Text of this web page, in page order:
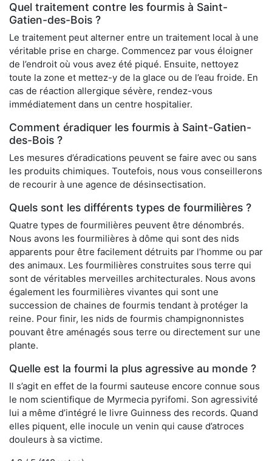
Quel traitement contre les fourmis à Saint-
Gatien-des-Bois ?
Le traitement peut alterner entre un traitement local à une
véritable prise en charge. Commencez par vous éloigner
de l’endroit où vous avez été piqué. Ensuite, nettoyez
toute la zone et mettez-y de la glace ou de l’eau froide. En
cas de réaction allergique sévère, rendez-vous
immédiatement dans un centre hospitalier.
Comment éradiquer les fourmis à Saint-Gatien-
des-Bois ?
Les mesures d’éradications peuvent se faire avec ou sans
les produits chimiques. Toutefois, nous vous conseillerons
de recourir à une agence de désinsectisation.
Quels sont les différents types de fourmilières ?
Quatre types de fourmilières peuvent être dénombrés.
Nous avons les fourmilières à dôme qui sont des nids
apparents pour être facilement détruits par l’homme ou par
des animaux. Les fourmilières construites sous terre qui
sont de véritables merveilles architecturales. Nous avons
également les fourmilières vivantes qui sont une
succession de chaines de fourmis tendant à protéger la
reine. Pour finir, les nids de fourmis champignonnistes
pouvant être aménagés sous terre ou directement sur une
plante.
Quelle est la fourmi la plus agressive au monde ?
Il s’agit en effet de la fourmi sauteuse encore connue sous
le nom scientifique de Myrmecia pyrifomi. Son agressivité
lui a même d’intégré le livre Guinness des records. Quand
elles piquent, elle inocule un venin qui cause d’atroces
douleurs à sa victime.